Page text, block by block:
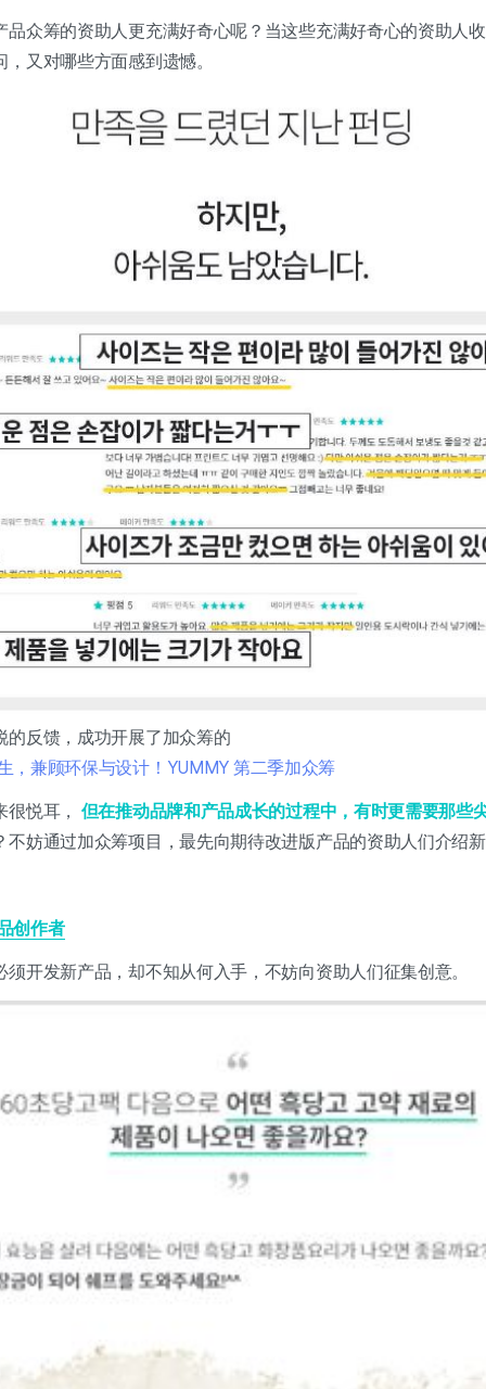
品众筹的资助人更充满好奇心呢？当这些充满好奇心的资助人
又对哪些方面感到遗憾。
的反馈，成功开展了加众筹的
，兼顾环保与设计！YUMMY 第二季加众筹
悦耳， 但在推动品牌和产品成长的过程中，有时更需要那些
不妨通过加众筹项目，最先向期待改进版产品的资助人们介绍
创作者
开发新产品，却不知从何入手， 不妨向资助人们征集创意。